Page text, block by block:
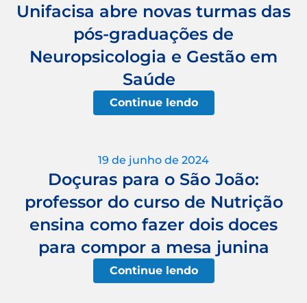
Unifacisa abre novas turmas das
pós-graduações de
Neuropsicologia e Gestão em
Saúde
Continue lendo
19 de junho de 2024
Doçuras para o São João:
professor do curso de Nutrição
ensina como fazer dois doces
para compor a mesa junina
Continue lendo